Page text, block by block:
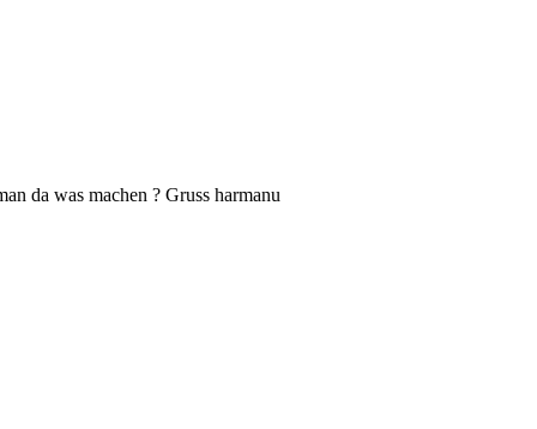
da was machen ? Gruss harmanu